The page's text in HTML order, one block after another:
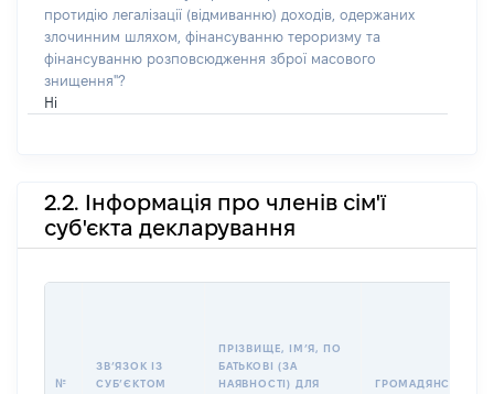
протидію легалізації (відмиванню) доходів, одержаних
злочинним шляхом, фінансуванню тероризму та
фінансуванню розповсюдження зброї масового
знищення"?
Ні
2.2. Інформація про членів сім'ї
суб'єкта декларування
№
ЗВʼЯЗОК ІЗ
СУБʼЄКТОМ
ПРІЗВИЩЕ, ІМʼЯ, ПО
БАТЬКОВІ (ЗА
НАЯВНОСТІ) ДЛЯ
ГРОМАДЯНСТВО